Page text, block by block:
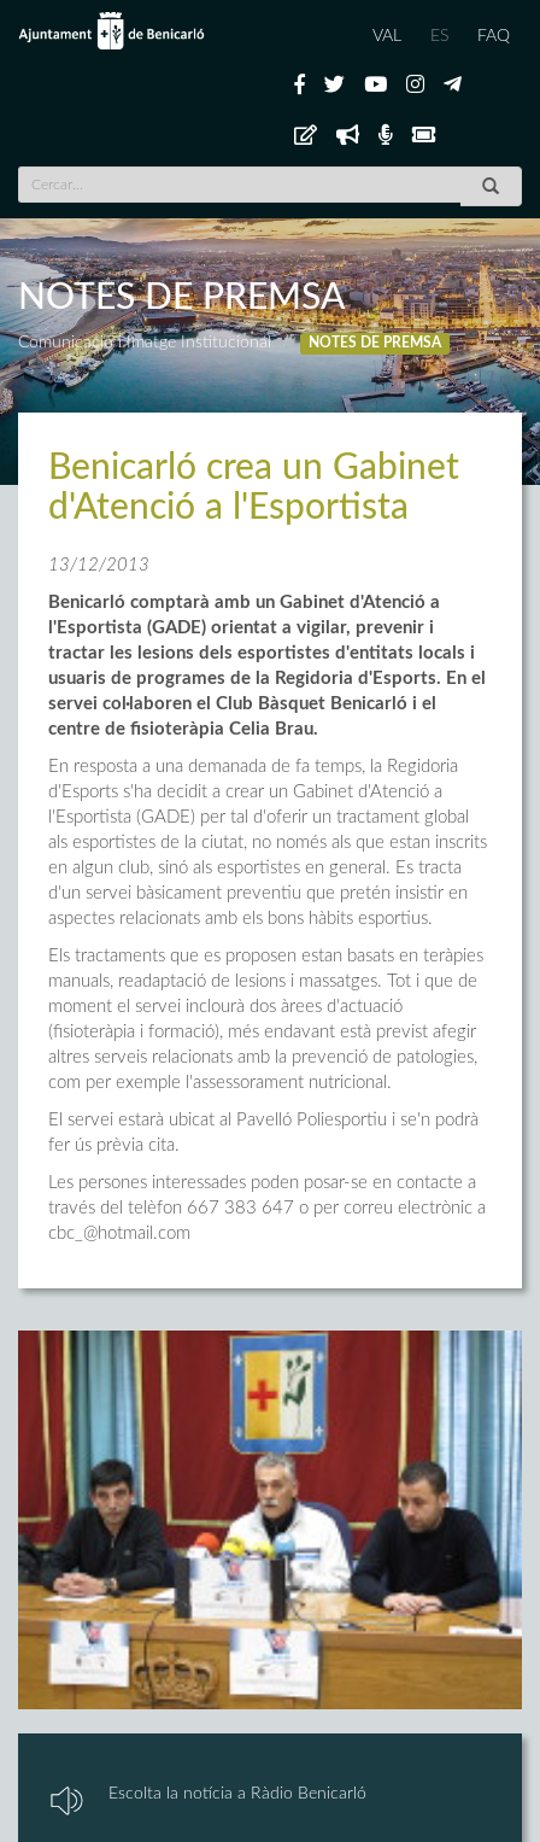
VAL ES FAQ
NOTES DE PREMSA
Comunicació i Imatge Institucional NOTES DE PREMSA
Benicarló crea un Gabinet
d'Atenció a l'Esportista
13/12/2013
Benicarló comptarà amb un Gabinet d'Atenció a
l'Esportista (GADE) orientat a vigilar, prevenir i
tractar les lesions dels esportistes d'entitats locals i
usuaris de programes de la Regidoria d'Esports. En el
servei col·laboren el Club Bàsquet Benicarló i el
centre de fisioteràpia Celia Brau.
En resposta a una demanada de fa temps, la Regidoria
d'Esports s'ha decidit a crear un Gabinet d'Atenció a
l'Esportista (GADE) per tal d'oferir un tractament global
als esportistes de la ciutat, no només als que estan inscrits
en algun club, sinó als esportistes en general. Es tracta
d'un servei bàsicament preventiu que pretén insistir en
aspectes relacionats amb els bons hàbits esportius.
Els tractaments que es proposen estan basats en teràpies
manuals, readaptació de lesions i massatges. Tot i que de
moment el servei inclourà dos àrees d'actuació
(fisioteràpia i formació), més endavant està previst afegir
altres serveis relacionats amb la prevenció de patologies,
com per exemple l'assessorament nutricional.
El servei estarà ubicat al Pavelló Poliesportiu i se'n podrà
fer ús prèvia cita.
Les persones interessades poden posar-se en contacte a
través del telèfon 667 383 647 o per correu electrònic a
cbc_@hotmail.com
Escolta la notícia a Ràdio Benicarló